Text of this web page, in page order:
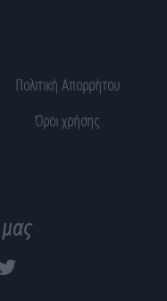
Πολιτική Απορρήτου
Όροι χρήσης